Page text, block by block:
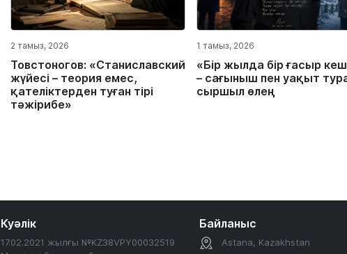
2 тамыз, 2026
Товстоногов: «Станиславский
жүйесі – теория емес,
қателіктерден туған тірі
тәжірибе»
1 тамыз, 2026
«Бір жылда бір ғасыр
– сағыныш пен уақыт
сыршыл өлең
Куәлік
17.02.2021 жылғы №KZ38VPY00032519
Байланыс
Astana, Kazakhstan